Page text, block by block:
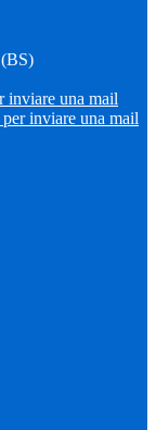
inviare una mail
inviare una mail